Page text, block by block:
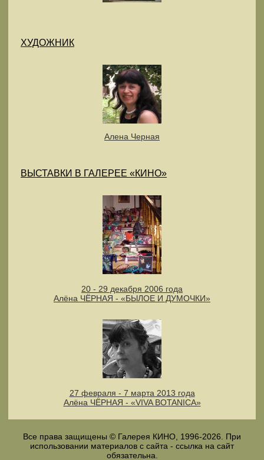
ХУДОЖНИК
Алена Черная
ВЫСТАВКИ В ГАЛЕРЕЕ «КИНО»
20 - 29 декабря 2006 года
Алёна ЧЁРНАЯ - «БЫЛОЕ И ДУМОЧКИ»
27 февраля - 7 марта 2013 года
Алёна ЧЁРНАЯ - «VIVA BOTANICA»
Все права защищены © Галерея КИНО, 1996-2026. При
использовании материалов с сайта - ссылка на сайт
обязательна.